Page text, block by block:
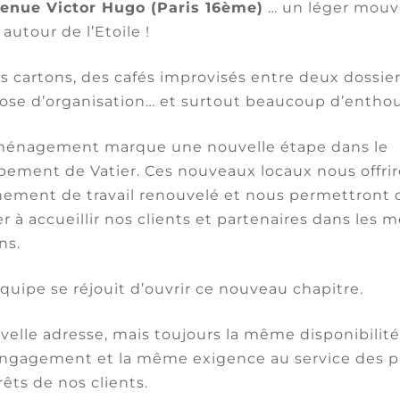
de la Santé, il faut doubler le rythme de
institutionnels comme particuliers, ce qui a
faute de moyens publics suffisants (il
marché sont à l’affût pour racheter des actifs
de les agrandir, voire de les regrouper
en 2019.
ou associer la gestion immobilière en
?»
financier, Orpea se décrit comme « la première
immobilier de 2,32 millions de m
et juin 2021). Il y décrit sa « politique de gestion
dont il devient locataire (il détient 47 % de ses
les multimillionnaires des Ehpad, certains
indiquaitChallengesen 2020. Un analyste
redoutable » du fondateur d’Orpea Jean-
Victor Hugo (Paris 16ème) … un léger
de l’Etoile !
cartons, des cafés improvisés entre deux
d’organisation… et surtout beaucoup
marque une nouvelle étape dans le
de Vatier. Ces nouveaux locaux nous
de travail renouvelé et nous permettront
à accueillir nos clients et partenaires dans les
se réjouit d’ouvrir ce nouveau chapitre.
adresse, mais toujours la même
et la même exigence au service des
de nos clients.